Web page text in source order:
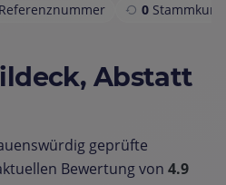
Referenznummer 0
Abstatt
geprüfte
Bewertung von 4.9